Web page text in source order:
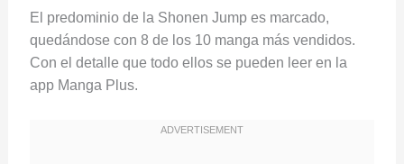
El predominio de la Shonen Jump es marcado,
quedándose con 8 de los 10 manga más vendidos.
Con el detalle que todo ellos se pueden leer en la
app Manga Plus.